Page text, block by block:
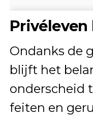
Ondanks de
blijft het
onderscheid
feiten en